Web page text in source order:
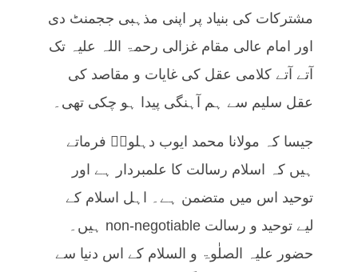
مشترکات کی بنیاد پر اپنی مذہبی ججمنٹ دی
اور امام عالی مقام غزالی رحمۃ اللہ علیہ تک
آتے آتے کلامی عقل کی غایات و مقاصد کی
عقل سلیم سے ہم آہنگی پیدا ہو چکی تھی۔
جیسا کہ مولانا محمد ایوب دہلویؒ فرماتے
ہیں کہ اسلام رسالت کا علمبردار ہے اور
توحید اس میں متضمن ہے۔ اہل اسلام کے
لیے توحید و رسالت non-negotiable ہیں۔
حضور علیہ الصلٰوۃ و السلام کے اس دنیا سے